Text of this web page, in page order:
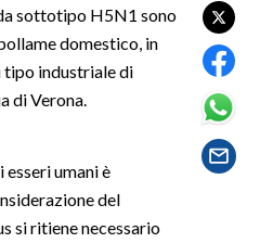
sottotipo H5N1 sono
domestico, in
industriale di
di Verona.
umani è
del
si ritiene necessario